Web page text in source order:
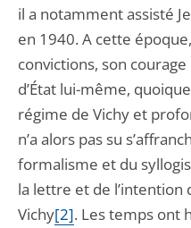
il a notamment assisté
en 1940. A cette
convictions, son
d’État lui-même,
régime de Vichy et
n’a alors pas su
formalisme et du
la lettre et de
Vichy[2]. Les temps ont